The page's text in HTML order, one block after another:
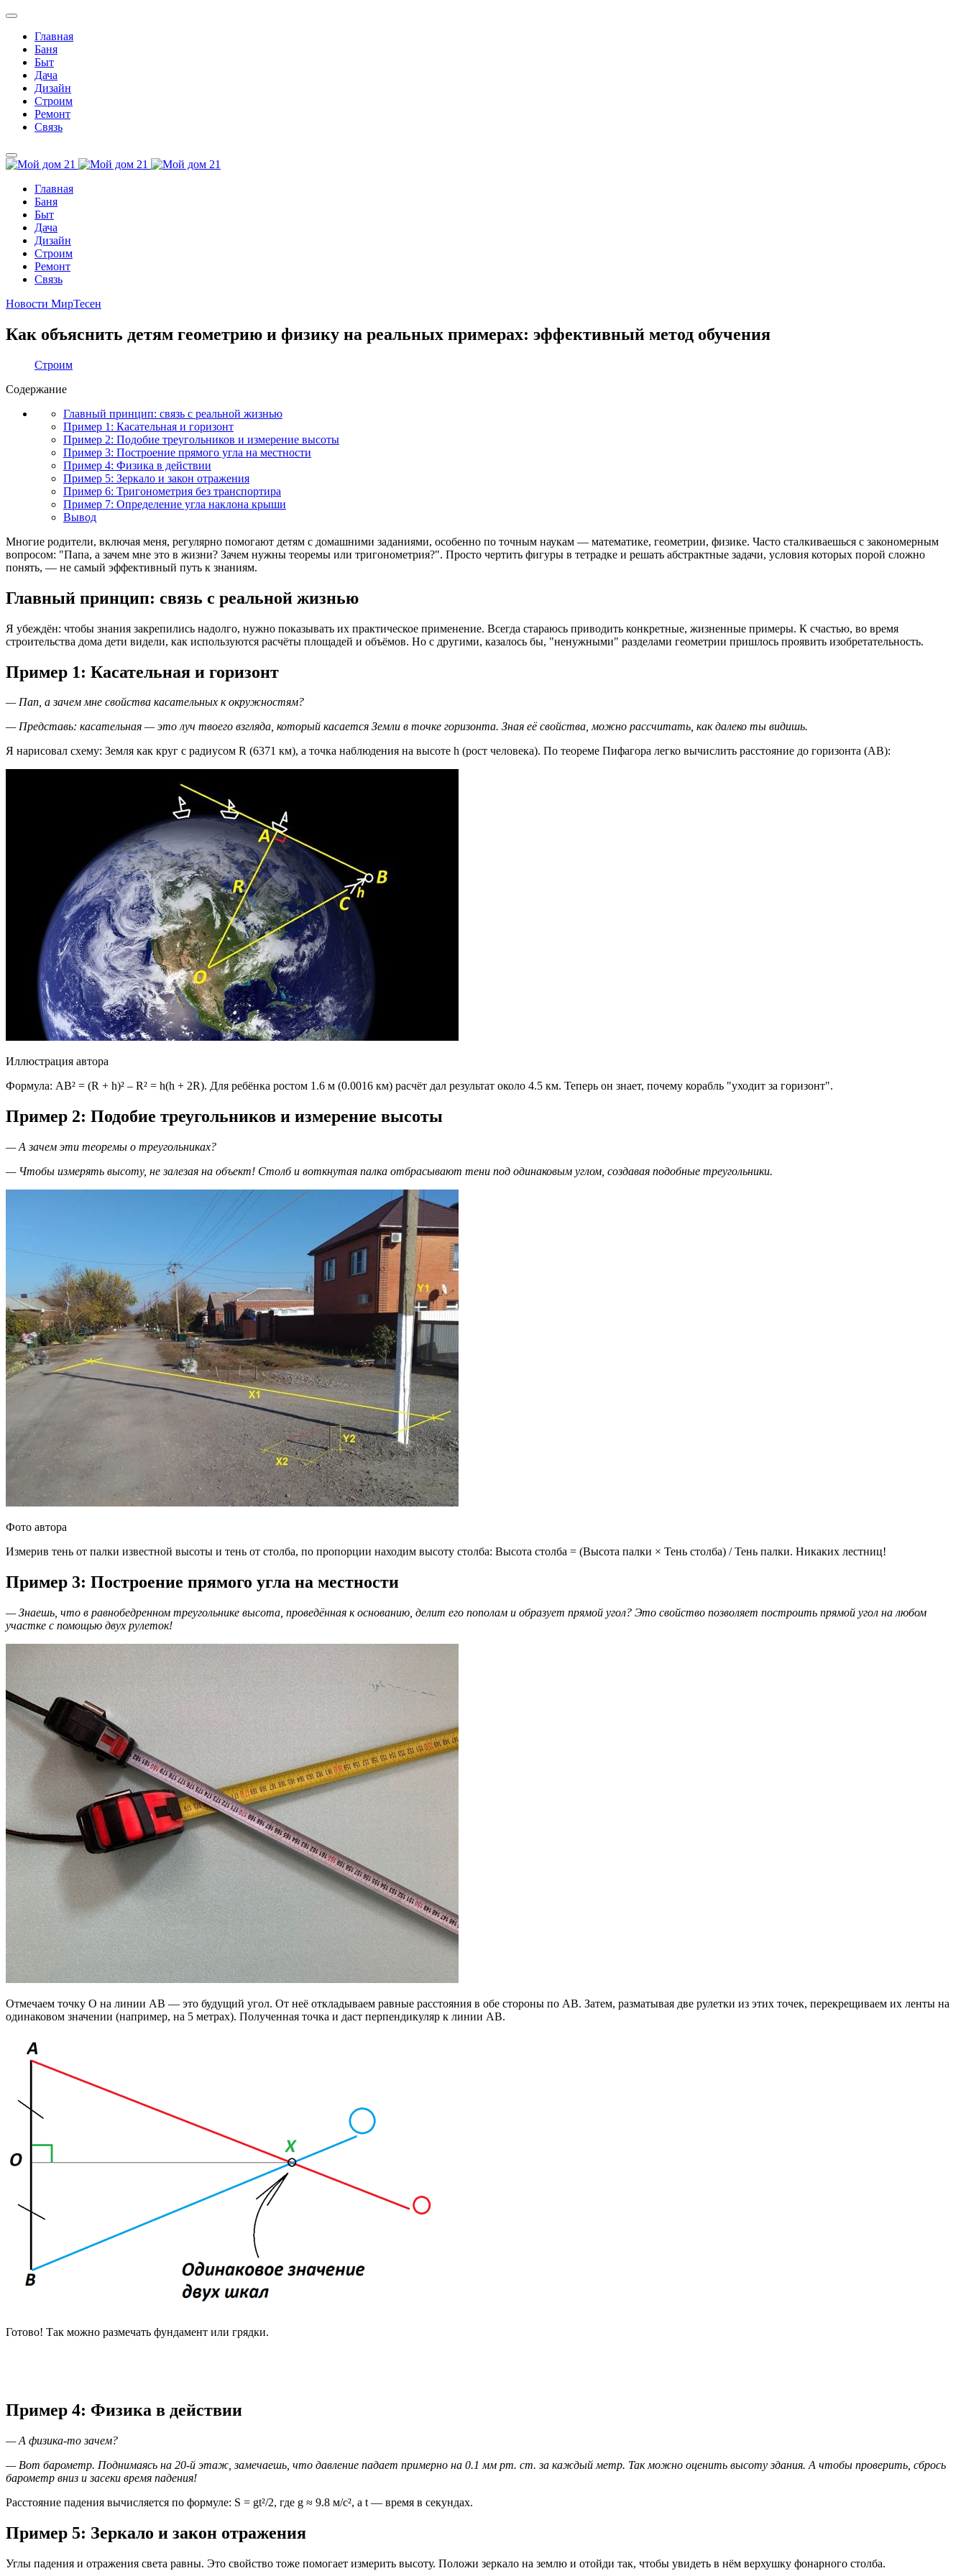
Главная
Баня
Быт
Дача
Дизайн
Строим
Ремонт
Связь
Главная
Баня
Быт
Дача
Дизайн
Строим
Ремонт
Связь
Новости МирТесен
Как объяснить детям геометрию и физику на реальных примерах: эффективный метод обучения
Строим
Содержание
Главный принцип: связь с реальной жизнью
Пример 1: Касательная и горизонт
Пример 2: Подобие треугольников и измерение высоты
Пример 3: Построение прямого угла на местности
Пример 4: Физика в действии
Пример 5: Зеркало и закон отражения
Пример 6: Тригонометрия без транспортира
Пример 7: Определение угла наклона крыши
Вывод
Многие родители, включая меня, регулярно помогают детям с домашними заданиями, особенно по точным наукам — математике, геометрии, физике. Часто сталкиваешься с закономерным
вопросом: "Папа, а зачем мне это в жизни? Зачем нужны теоремы или тригонометрия?". Просто чертить фигуры в тетрадке и решать абстрактные задачи, условия которых порой сложно
понять, — не самый эффективный путь к знаниям.
Главный принцип: связь с реальной жизнью
Я убеждён: чтобы знания закрепились надолго, нужно показывать их практическое применение. Всегда стараюсь приводить конкретные, жизненные примеры. К счастью, во время
строительства дома дети видели, как используются расчёты площадей и объёмов. Но с другими, казалось бы, "ненужными" разделами геометрии пришлось проявить изобретательность.
Пример 1: Касательная и горизонт
— Пап, а зачем мне свойства касательных к окружностям?
— Представь: касательная — это луч твоего взгляда, который касается Земли в точке горизонта. Зная её свойства, можно рассчитать, как далеко ты видишь.
Я нарисовал схему: Земля как круг с радиусом R (6371 км), а точка наблюдения на высоте h (рост человека). По теореме Пифагора легко вычислить расстояние до горизонта (AB):
Иллюстрация автора
Формула: AB² = (R + h)² – R² = h(h + 2R). Для ребёнка ростом 1.6 м (0.0016 км) расчёт дал результат около 4.5 км. Теперь он знает, почему корабль "уходит за горизонт".
Пример 2: Подобие треугольников и измерение высоты
— А зачем эти теоремы о треугольниках?
— Чтобы измерять высоту, не залезая на объект! Столб и воткнутая палка отбрасывают тени под одинаковым углом, создавая подобные треугольники.
Фото автора
Измерив тень от палки известной высоты и тень от столба, по пропорции находим высоту столба: Высота столба = (Высота палки × Тень столба) / Тень палки. Никаких лестниц!
Пример 3: Построение прямого угла на местности
— Знаешь, что в равнобедренном треугольнике высота, проведённая к основанию, делит его пополам и образует прямой угол? Это свойство позволяет построить прямой угол на любом
участке с помощью двух рулеток!
Отмечаем точку O на линии AB — это будущий угол. От неё откладываем равные расстояния в обе стороны по AB. Затем, разматывая две рулетки из этих точек, перекрещиваем их ленты на
одинаковом значении (например, на 5 метрах). Полученная точка и даст перпендикуляр к линии AB.
Готово! Так можно размечать фундамент или грядки.
Пример 4: Физика в действии
— А физика-то зачем?
— Вот барометр. Поднимаясь на 20-й этаж, замечаешь, что давление падает примерно на 0.1 мм рт. ст. за каждый метр. Так можно оценить высоту здания. А чтобы проверить, сбрось
барометр вниз и засеки время падения!
Расстояние падения вычисляется по формуле: S = gt²/2, где g ≈ 9.8 м/с², а t — время в секундах.
Пример 5: Зеркало и закон отражения
Углы падения и отражения света равны. Это свойство тоже помогает измерить высоту. Положи зеркало на землю и отойди так, чтобы увидеть в нём верхушку фонарного столба.